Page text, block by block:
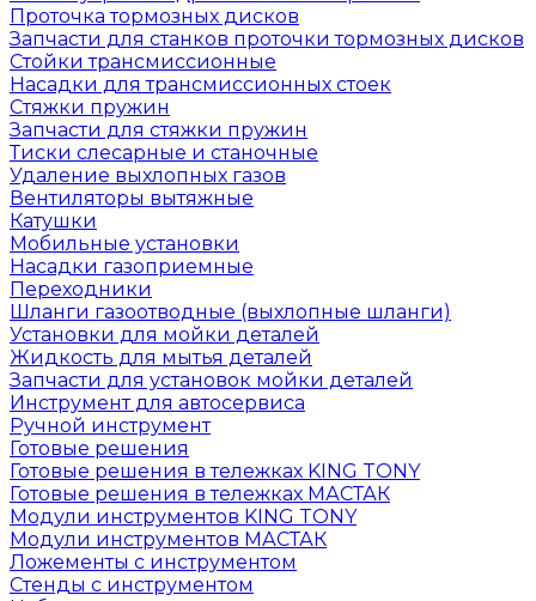
Проточка тормозных дисков
Запчасти для станков проточки тормозных дисков
Стойки трансмиссионные
Насадки для трансмиссионных стоек
Стяжки пружин
Запчасти для стяжки пружин
Тиски слесарные и станочные
Удаление выхлопных газов
Вентиляторы вытяжные
Катушки
Мобильные установки
Насадки газоприемные
Переходники
Шланги газоотводные (выхлопные шланги)
Установки для мойки деталей
Жидкость для мытья деталей
Запчасти для установок мойки деталей
Инструмент для автосервиса
Ручной инструмент
Готовые решения
Готовые решения в тележках KING TONY
Готовые решения в тележках МАСТАК
Модули инструментов KING TONY
Модули инструментов МАСТАК
Ложементы с инструментом
Стенды с инструментом